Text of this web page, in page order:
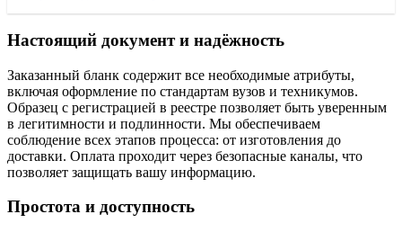
Настоящий документ и надёжность
Заказанный бланк содержит все необходимые атрибуты,
включая оформление по стандартам вузов и техникумов.
Образец с регистрацией в реестре позволяет быть уверенным
в легитимности и подлинности. Мы обеспечиваем
соблюдение всех этапов процесса: от изготовления до
доставки. Оплата проходит через безопасные каналы, что
позволяет защищать вашу информацию.
Простота и доступность